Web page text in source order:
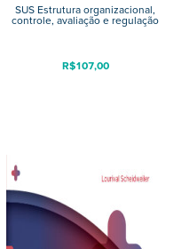
SUS Estrutura organizacional,
controle, avaliação e regulação
R$107,00